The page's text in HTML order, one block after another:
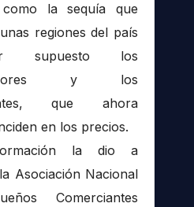
la sequía que
regiones del país
los
y los
que ahora
en los precios.
la dio a
Asociación Nacional
Comerciantes